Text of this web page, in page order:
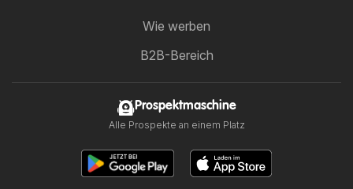
Wie werben
B2B-Bereich
Prospektmaschine
Alle Prospekte an einem Platz